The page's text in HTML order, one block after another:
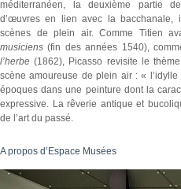
méditerranéen, la deuxième partie
d’œuvres en lien avec la bacchanale,
scènes de plein air. Comme Titien
musiciens(fin des années 1540),
l’herbe(1862), Picasso revisite le
scène amoureuse de plein air : «
époques dans une peinture dont la
expressive. La rêverie antique et
de l’art du passé.
A propos d’Espace Musées